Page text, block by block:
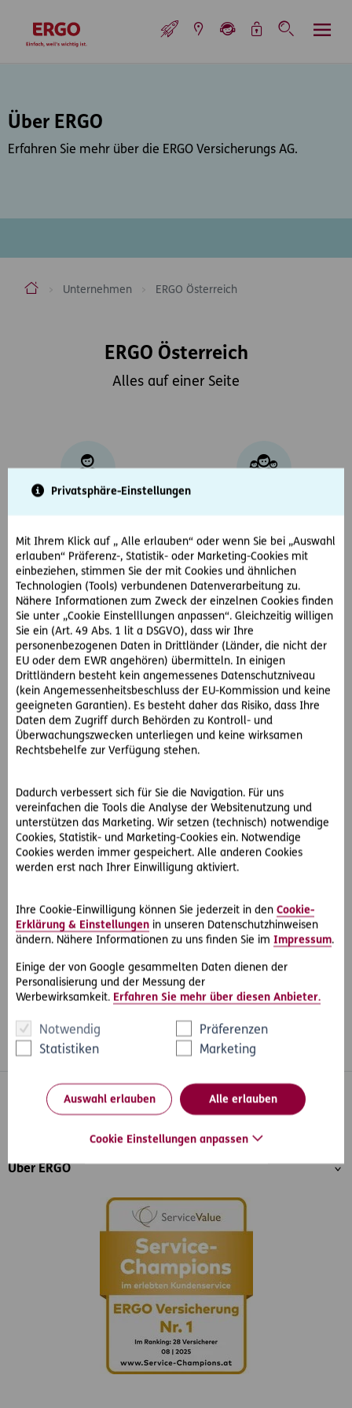
Privatsphäre-Einstellungen
Mit Ihrem Klick auf „ Alle erlauben“ oder wenn Sie bei „Auswahl
erlauben“ Präferenz-, Statistik- oder Marketing-Cookies mit
einbeziehen, stimmen Sie der mit Cookies und ähnlichen
Technologien (Tools) verbundenen Datenverarbeitung zu.
Nähere Informationen zum Zweck der einzelnen Cookies finden
Sie unter „Cookie Einstelllungen anpassen“. Gleichzeitig willigen
Sie ein (Art. 49 Abs. 1 lit a DSGVO), dass wir Ihre
personenbezogenen Daten in Drittländer (Länder, die nicht der
EU oder dem EWR angehören) übermitteln. In einigen
Drittländern besteht kein angemessenes Datenschutzniveau
(kein Angemessenheitsbeschluss der EU-Kommission und keine
geeigneten Garantien). Es besteht daher das Risiko, dass Ihre
Daten dem Zugriff durch Behörden zu Kontroll- und
Überwachungszwecken unterliegen und keine wirksamen
Rechtsbehelfe zur Verfügung stehen.
Dadurch verbessert sich für Sie die Navigation. Für uns
vereinfachen die Tools die Analyse der Websitenutzung und
unterstützen das Marketing. Wir setzen (technisch) notwendige
Cookies, Statistik- und Marketing-Cookies ein. Notwendige
Cookies werden immer gespeichert. Alle anderen Cookies
werden erst nach Ihrer Einwilligung aktiviert.
Ihre Cookie-Einwilligung können Sie jederzeit in den Cookie-
Erklärung & Einstellungen in unseren Datenschutzhinweisen
ändern. Nähere Informationen zu uns finden Sie im Impressum.
Einige der von Google gesammelten Daten dienen der
Personalisierung und der Messung der
Werbewirksamkeit. Erfahren Sie mehr über diesen Anbieter.
Notwendig
Präferenzen
Statistiken
Marketing
Auswahl erlauben Alle erlauben
Cookie Einstellungen anpassen
zur Startseite
Über ERGO
Erfahren Sie mehr über die ERGO Versicherungs AG.
ERGO Versicherung Aktiengesellschaft
Unternehmen ERGO Österreich
ERGO Österreich
Alles auf einer Seite
Unternehmensportrait Management
Partner Verantwortung
Geschäftsberichte
Gütesiegel und
Kundenzufriedenheit
Historie Compliance
ERGO weltweit Blog
Whatsapp InstagramLinkedInBlog
Inhaltsübersicht
Unser Angebot
Über ERGO